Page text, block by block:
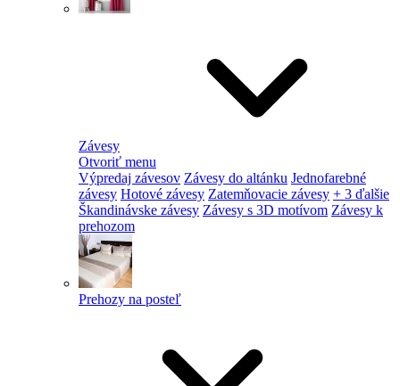
Závesy
Otvoriť menu
Výpredaj závesov Závesy do altánku Jednofarebné
závesy Hotové závesy Zatemňovacie závesy + 3 ďalšie
Škandinávske závesy Závesy s 3D motívom Závesy k
prehozom
Prehozy na posteľ